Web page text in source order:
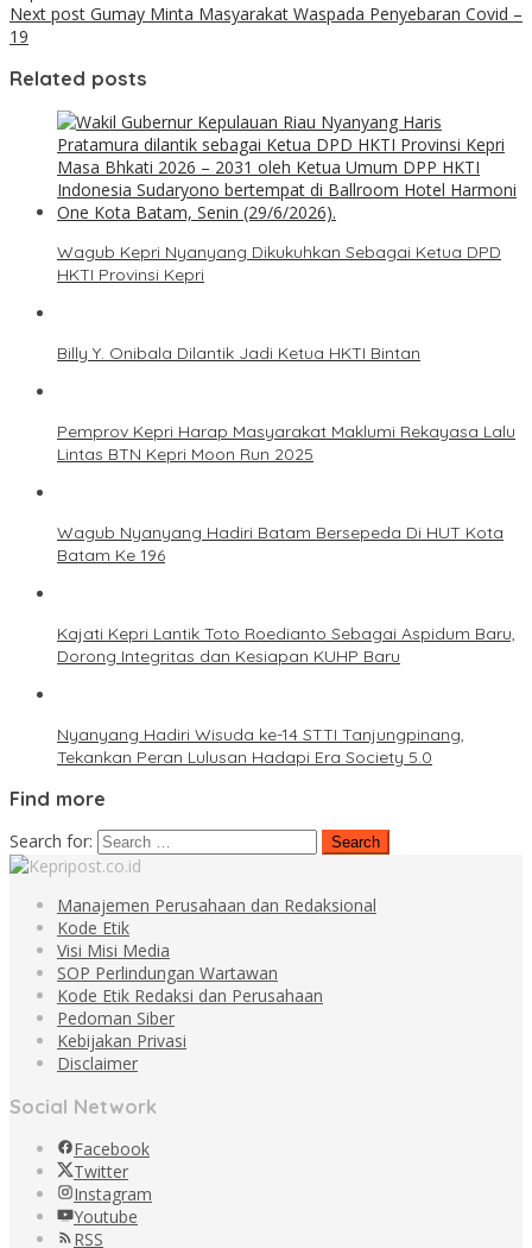
Next post Gumay Minta Masyarakat Waspada Penyebaran Covid –
19
Related posts
Wagub Kepri Nyanyang Dikukuhkan Sebagai Ketua DPD
HKTI Provinsi Kepri
Billy Y. Onibala Dilantik Jadi Ketua HKTI Bintan
Pemprov Kepri Harap Masyarakat Maklumi Rekayasa Lalu
Lintas BTN Kepri Moon Run 2025
Wagub Nyanyang Hadiri Batam Bersepeda Di HUT Kota
Batam Ke 196
Kajati Kepri Lantik Toto Roedianto Sebagai Aspidum Baru,
Dorong Integritas dan Kesiapan KUHP Baru
Nyanyang Hadiri Wisuda ke-14 STTI Tanjungpinang,
Tekankan Peran Lulusan Hadapi Era Society 5.0
Find more
Search for:
Manajemen Perusahaan dan Redaksional
Kode Etik
Visi Misi Media
SOP Perlindungan Wartawan
Kode Etik Redaksi dan Perusahaan
Pedoman Siber
Kebijakan Privasi
Disclaimer
Social Network
Facebook
Twitter
Instagram
Youtube
RSS